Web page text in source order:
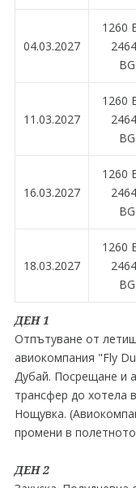
04.03.2027
1260
11.03.2027
1260
16.03.2027
1260
18.03.2027
1260
ДЕН 1
Отпътуване от
авиокомпания "Fly
Дубай. Посрещане и
трансфер до хотела
Нощувка.
промени в
ДЕН 2